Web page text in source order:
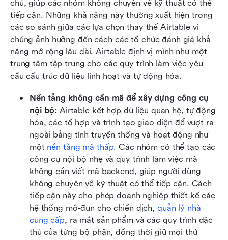
chủ, giúp các nhóm không chuyên về kỹ thuật có thể
tiếp cận. Những khả năng này thường xuất hiện trong
các so sánh giữa các lựa chọn thay thế Airtable vì
chúng ảnh hưởng đến cách các tổ chức đánh giá khả
năng mở rộng lâu dài. Airtable định vị mình như một
trung tâm tập trung cho các quy trình làm việc yêu
cầu cấu trúc dữ liệu linh hoạt và tự động hóa.
Nền tảng không cần mã để xây dựng công cụ
nội bộ: Airtable kết hợp dữ liệu quan hệ, tự động
hóa, các tổ hợp và trình tạo giao diện để vượt ra
ngoài bảng tính truyền thống và hoạt động như
một nền tảng mã thấp. Các nhóm có thể tạo các
công cụ nội bộ nhẹ và quy trình làm việc mà
không cần viết mã backend, giúp người dùng
không chuyên về kỹ thuật có thể tiếp cận. Cách
tiếp cận này cho phép doanh nghiệp thiết kế các
hệ thống mô-đun cho chiến dịch, quản lý nhà
cung cấp, ra mắt sản phẩm và các quy trình đặc
thù của từng bộ phận, đồng thời giữ mọi thứ